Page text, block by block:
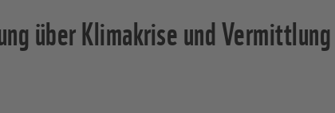
über Klimakrise und Vermittlung